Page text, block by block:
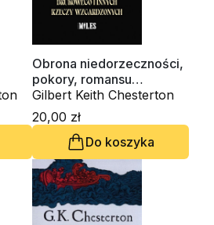
Obrona niedorzeczności,
pokory, romansu
brukowego i innych
rzeczy wzgardzonych
Gilbert Keith Chesterton
20,00 zł
Do koszyka